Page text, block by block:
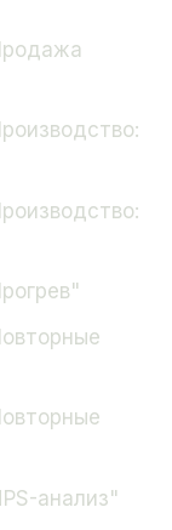
анализ"